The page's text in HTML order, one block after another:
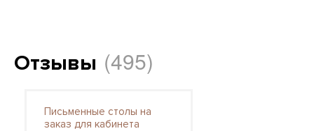
Отзывы (495)
Письменные столы на
заказ для кабинета